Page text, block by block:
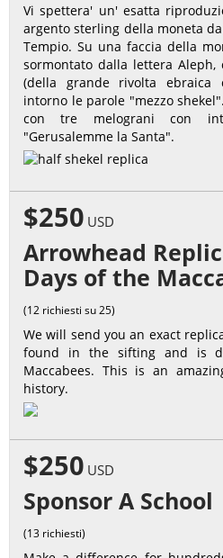
Vi spettera' un' esatta
argento sterling della moneta
Tempio. Su una faccia della
sormontato dalla lettera Aleph,
(della grande rivolta ebraica
intorno le parole "mezzo
con tre melograni con
"Gerusalemme la Santa".
$250 USD
Arrowhead
Days of the
(12 richiesti su 25)
We will send you an exact
found in the sifting and is
Maccabees. This is an
history.
$250 USD
Sponsor A School
(13 richiesti)